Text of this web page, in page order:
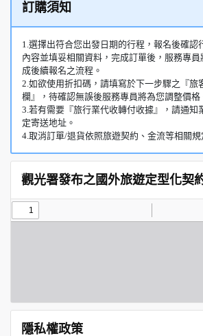
訂購須知
1.選擇出符合您出發日期的行程，報名後確認
內容並填妥相關資料，完成訂單後，服務專
成後續報名之流程。
2.如欲使用折扣碼，請填寫於下一步驟之『
欄』，待確認無誤後服務專員將為您調整價格
3.若有需要『旅行業代收轉付收據』，請通知
定寄送地址。
4.取消訂單/退貨依照旅遊契約、金流等相關規
觀光署發布之國外旅遊定型化契
隱私權政策